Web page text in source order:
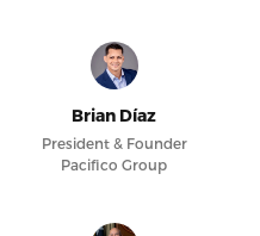
Brian Díaz
President & Founder
Pacifico Group